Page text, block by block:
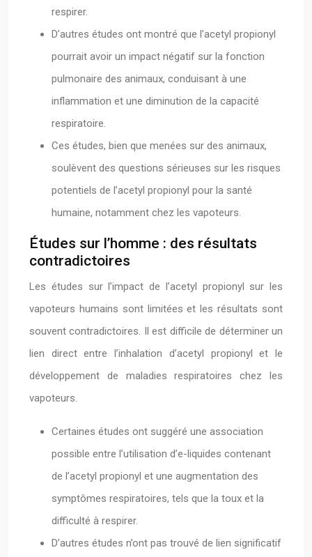
respirer.
D’autres études ont montré que l’acetyl propionyl
pourrait avoir un impact négatif sur la fonction
pulmonaire des animaux, conduisant à une
inflammation et une diminution de la capacité
respiratoire.
Ces études, bien que menées sur des animaux,
soulèvent des questions sérieuses sur les risques
potentiels de l’acetyl propionyl pour la santé
humaine, notamment chez les vapoteurs.
Études sur l’homme : des résultats
contradictoires
Les études sur l’impact de l’acetyl propionyl sur les
vapoteurs humains sont limitées et les résultats sont
souvent contradictoires. Il est difficile de déterminer un
lien direct entre l’inhalation d’acetyl propionyl et le
développement de maladies respiratoires chez les
vapoteurs.
Certaines études ont suggéré une association
possible entre l’utilisation d’e-liquides contenant
de l’acetyl propionyl et une augmentation des
symptômes respiratoires, tels que la toux et la
difficulté à respirer.
D’autres études n’ont pas trouvé de lien significatif